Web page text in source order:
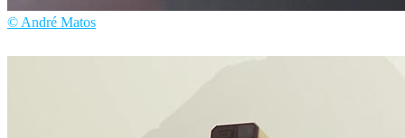
© André Matos